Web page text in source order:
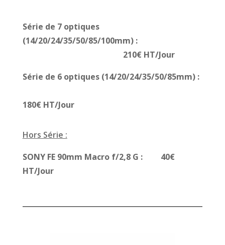
Série de 7 optiques
(14/20/24/35/50/85/100mm) :
210€ HT/Jour
Série de 6 optiques (14/20/24/35/50/85mm) :
180€ HT/Jour
Hors Série :
SONY FE 90mm Macro f/2,8 G : 40€
HT/Jour